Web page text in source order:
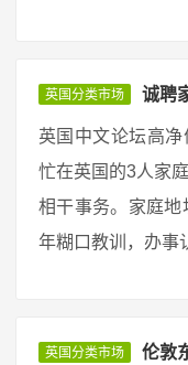
英国分类市场 诚聘
英国中文论坛高
忙在英国的3人家
相干事务。家庭地
年糊口教训，办事
英国分类市场 伦敦